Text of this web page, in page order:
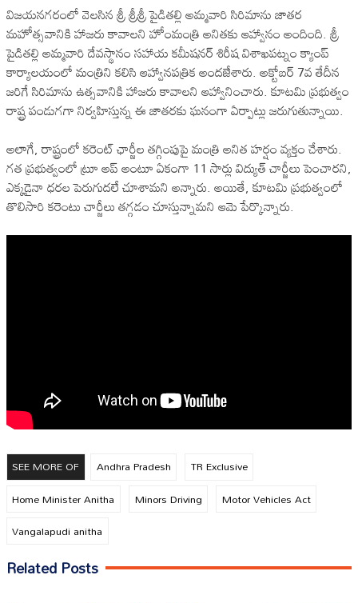
విజయనగరంలో వెలసిన శ్రీ శ్రీశ్రీ పైడితల్లి అమ్మవారి సిరిమాను జాతర
మహోత్సవానికి హాజరు కావాలని హోంమంత్రి అనితకు ఆహ్వానం అందింది. శ్రీ
పైడితల్లి అమ్మవారి దేవస్థానం సహాయ కమీషనర్ శిరీష విశాఖపట్నం క్యాంప్
కార్యాలయంలో మంత్రిని కలిసి ఆహ్వానపత్రిక అందజేశారు. అక్టోబర్ 7వ తేదీన
జరిగే సిరిమాను ఉత్సవానికి హాజరు కావాలని ఆహ్వానించారు. కూటమి ప్రభుత్వం
రాష్ట్ర పండుగగా నిర్వహిస్తున్న ఈ జాతరకు ఘనంగా ఏర్పాట్లు జరుగుతున్నాయి.
అలాగే, రాష్ట్రంలో కరెంట్ ఛార్జీల తగ్గింపుపై మంత్రి అనిత హర్షం వ్యక్తం చేశారు.
గత ప్రభుత్వంలో ట్రూ అప్ అంటూ ఏకంగా 11 సార్లు విద్యుత్ చార్జీలు పెంచారని,
ఎక్కడైనా ధరల పెరుగుదలే చూశామని అన్నారు. అయితే, కూటమి ప్రభుత్వంలో
తొలిసారి కరెంటు చార్జీలు తగ్గడం చూస్తున్నామని ఆమె పేర్కొన్నారు.
SEE MORE OF Andhra Pradesh
TR Exclusive
Home Minister Anitha
Minors Driving
Motor Vehicles Act
Vangalapudi anitha
Related Posts